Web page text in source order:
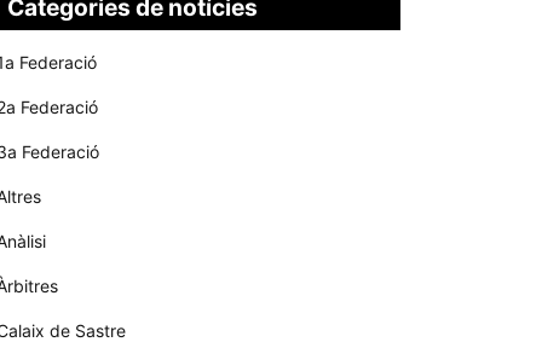
Categories de notícies
Federació
Federació
Federació
de Sastre